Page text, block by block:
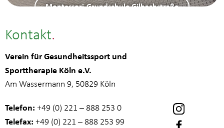
Montessori-Grundschule Gilbachstraße
Kontakt
Verein für Gesundheitssport und
Sporttherapie Köln e.V.
Am Wassermann 9, 50829 Köln
Telefon: +49 (0) 221 – 888 253 0
Telefax: +49 (0) 221 – 888 253 99